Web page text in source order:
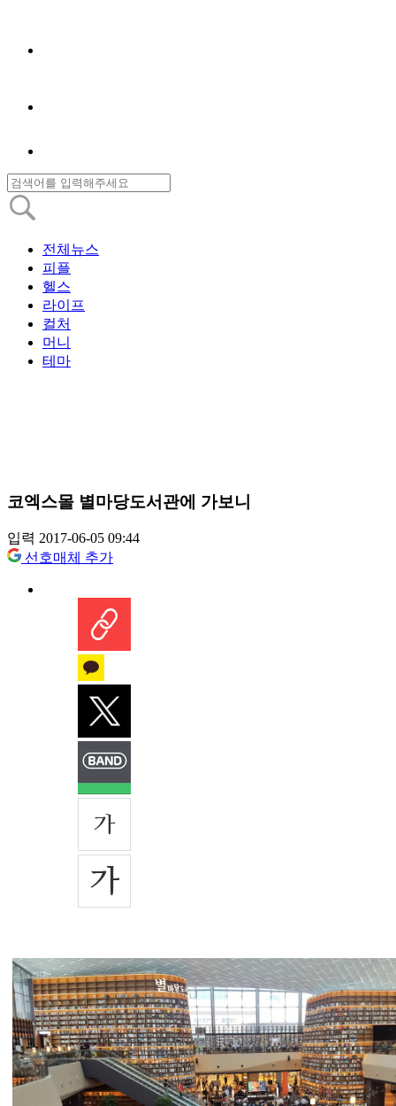
전체뉴스
피플
헬스
라이프
컬처
머니
테마
코엑스몰 별마당도서관에 가보니
입력 2017-06-05 09:44
선호매체 추가